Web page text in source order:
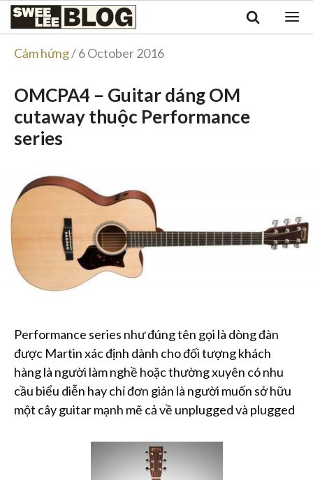
Singapore
Malaysia
Tiếng Việt
Swee
Blog
Cảm hứng/ 6 October 2016
OMCPA4 – Guitar dáng OM
cutaway thuộc Performance
series
Performance series như đúng tên gọi là dòng đàn
được Martin xác định dành cho đối tượng khách
hàng là người làm nghề hoặc thường xuyên có nhu
cầu biểu diễn hay chỉ đơn giản là người muốn sở hữu
một cây guitar mạnh mẽ cả về unplugged và plugged